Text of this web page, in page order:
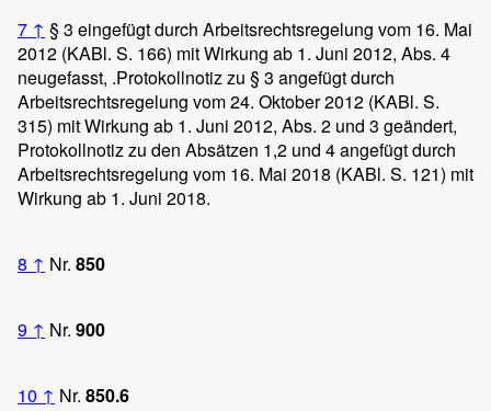
7 ↑ § 3 eingefügt durch Arbeitsrechtsregelung vom 16. Mai
2012 (KABl. S. 166) mit Wirkung ab 1. Juni 2012, Abs. 4
neugefasst, .Protokollnotiz zu § 3 angefügt durch
Arbeitsrechtsregelung vom 24. Oktober 2012 (KABl. S.
315) mit Wirkung ab 1. Juni 2012, Abs. 2 und 3 geändert,
Protokollnotiz zu den Absätzen 1,2 und 4 angefügt durch
Arbeitsrechtsregelung vom 16. Mai 2018 (KABl. S. 121) mit
Wirkung ab 1. Juni 2018.
8 ↑ Nr. 850
9 ↑ Nr. 900
10 ↑ Nr. 850.6